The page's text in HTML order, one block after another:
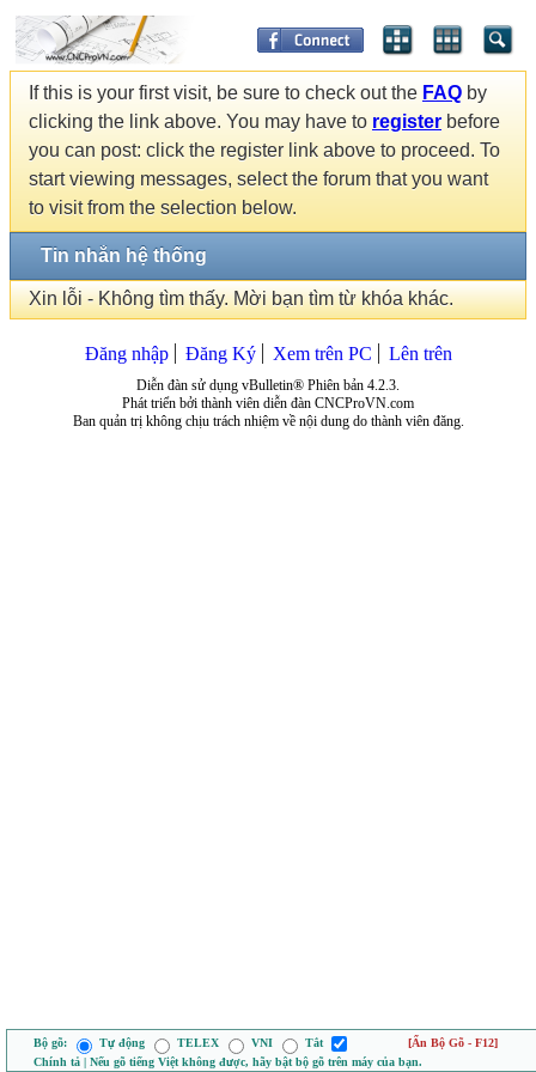
If this is your first visit, be sure to check out the FAQ by
clicking the link above. You may have to register before
you can post: click the register link above to proceed. To
start viewing messages, select the forum that you want
to visit from the selection below.
Tin nhắn hệ thống
Xin lỗi - Không tìm thấy. Mời bạn tìm từ khóa khác.
Đăng nhập Đăng Ký Xem trên PC Lên trên
Diễn đàn sử dụng vBulletin® Phiên bản 4.2.3.
Phát triển bởi thành viên diễn đàn CNCProVN.com
Ban quản trị không chịu trách nhiệm về nội dung do thành viên đăng.
Bộ gõ: Tự động TELEX VNI Tắt
[Ẩn Bộ Gõ - F12]
Chính tả | Nếu gõ tiếng Việt không được, hãy bật bộ gõ trên máy của bạn.